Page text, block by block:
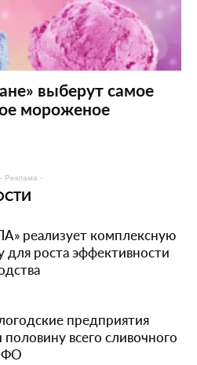
выберут самое
мороженое
- Реклама -
реализует комплексную
для роста эффективности
предприятия
всего сливочного